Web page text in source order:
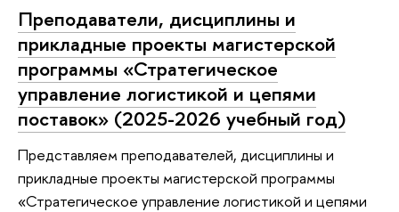
Преподаватели, дисциплины и
прикладные проекты магистерской
программы «Стратегическое
управление логистикой и цепями
поставок» (2025-2026 учебный год)
Представляем преподавателей, дисциплины и
прикладные проекты магистерской программы
«Стратегическое управление логистикой и цепями